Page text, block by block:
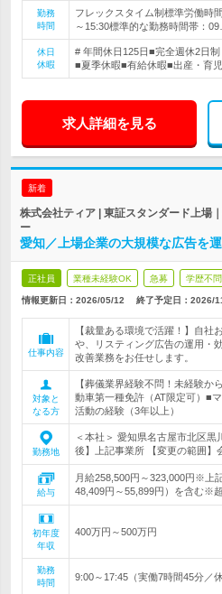
勤務
時間
フレックスタイム制標準労働時
～15:30標準的な勤務時間帯：
休日
休暇
# 年間休日125日■完全週休2日
■夏季休暇■有給休暇■出産・育
求人詳細を見る
新着
株式会社ティア | 東証スタンダード上場
ー
愛知／上場企業の大規模な広告を
正社員 業種未経験OK 急募 学歴不問
情報更新日：2026/05/12 終了予定日： 2026/
仕事内容
【裁量ある環境で活躍！】自社
や、リスティング広告の運用・
改善業務をお任せします。
対象と
なる方
【葬儀業界経験不問！未経験か
動車第一種免許（AT限定可）■
活動の経験（3年以上）
勤務地
＜本社＞ 愛知県名古屋市北区
後】上記事業所 【変更の範囲】
給与
月給258,500円～323,000円※上
48,409円～55,899円）を含む※
初年度
年収
400万円～500万円
勤務
時間
9:00～17:45（実働7時間45分／